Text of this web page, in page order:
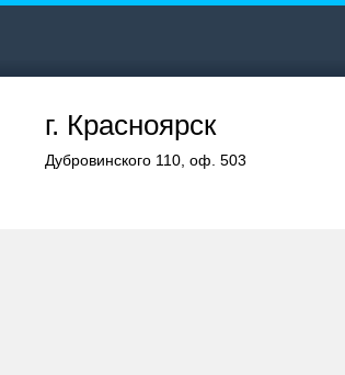
г. Красноярск
Дубровинского 110, оф. 503